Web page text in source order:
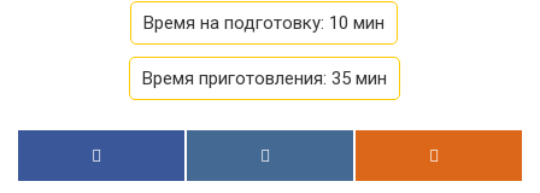
Время на подготовку: 10 мин
Время приготовления: 35 мин